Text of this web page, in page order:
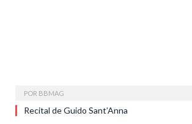
POR BBMAG
Recital de Guido Sant’Anna